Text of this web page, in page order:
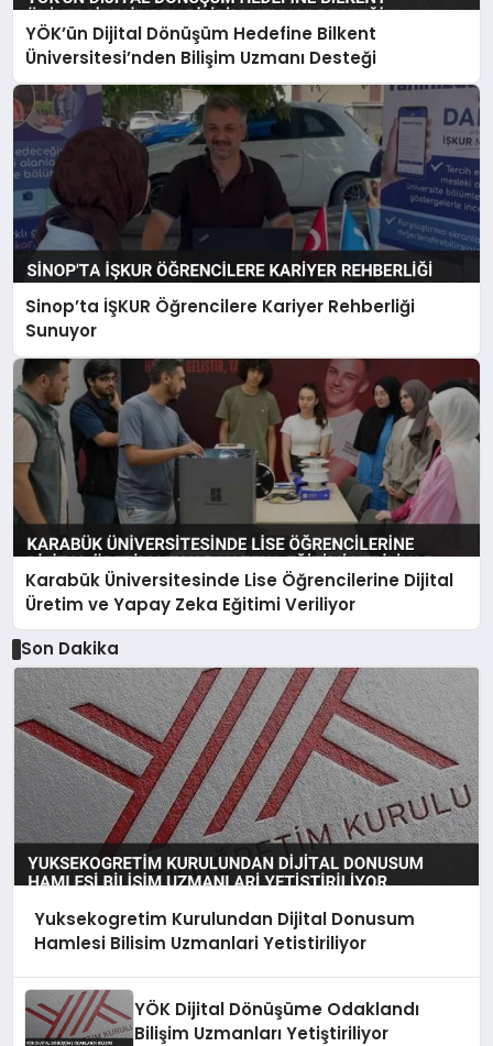
YÖK’ün Dijital Dönüşüm Hedefine Bilkent
Üniversitesi’nden Bilişim Uzmanı Desteği
Sinop’ta İŞKUR Öğrencilere Kariyer Rehberliği
Sunuyor
Karabük Üniversitesinde Lise Öğrencilerine Dijital
Üretim ve Yapay Zeka Eğitimi Veriliyor
Son Dakika
Yuksekogretim Kurulundan Dijital Donusum
Hamlesi Bilisim Uzmanlari Yetistiriliyor
YÖK Dijital Dönüşüme Odaklandı
Bilişim Uzmanları Yetiştiriliyor